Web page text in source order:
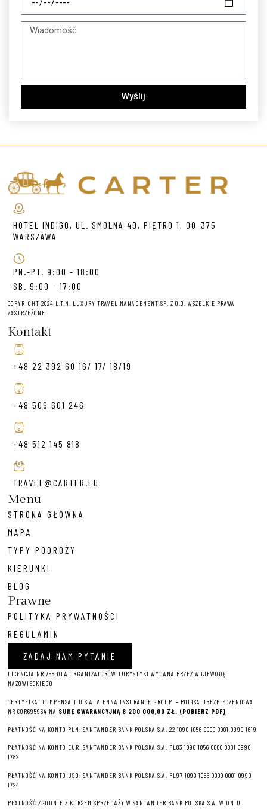
Wyślij
HOTEL INDIGO, UL. SMOLNA 40, PIĘTRO 1, 00-375
WARSZAWA
PN.-PT. 9:00 - 18:00
SB. 9:00 - 17:00
COPYRIGHT 2024 L.T.M. LUXURY TRAVEL MANAGEMENT SP. Z O.O. WSZELKIE PRAWA
ZASTRZEŻONE.
Kontakt
+48 22 392 60 16/ 17/ 18/19
+48 509 601 246
+48 512 145 818
TRAVEL@CARTER.EU
Menu
STRONA GŁÓWNA
MAPA
TYPY PODRÓŻY
KIERUNKI
BLOG
Prawne
POLITYKA PRYWATNOŚCI
REGULAMIN
ZADAJ NAM PYTANIE
LICENCJA NR 756 DLA ORGANIZATORÓW TURYSTYKI WYDANA PRZEZ WOJEWODĘ
MAZOWIECKIEGO
CERTYFIKAT COMPENSA T U S.A. VIENNA INSURANCE GROUP – POLISA UBEZPIECZENIOWA
NR COR695964 NA SUMĘ GWARANCYJNĄ 8 200 000,00 ZŁ. (POBIERZ PDF)
PŁATNOŚĆ NA KONTO PLN: SANTANDER BANK POLSKA S.A. 22 1090 1056 0000 0001 0990 1619
PŁATNOŚĆ NA KONTO EUR: SANTANDER BANK POLSKA S.A. PL83 1090 1056 0000 0001 0990
1782
PŁATNOŚĆ NA KONTO USD: SANTANDER BANK POLSKA S.A. PL97 1090 1056 0000 0001 0990
1724
PŁATNOŚĆ ZGODNIE Z KURSEM SPRZEDAŻY W SANTANDER BANK POLSKA S.A. W DNIU